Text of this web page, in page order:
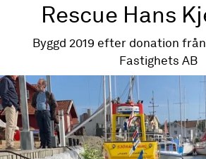
Rescue Hans
Byggd 2019 efter donation
Fastighets AB